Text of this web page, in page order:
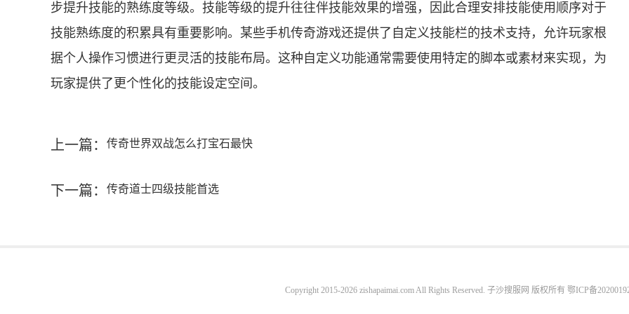
步提升技能的熟练度等级。技能等级的提升往往伴技能效果的增强，因此合理安排技能使用顺序对于
技能熟练度的积累具有重要影响。某些手机传奇游戏还提供了自定义技能栏的技术支持，允许玩家根
据个人操作习惯进行更灵活的技能布局。这种自定义功能通常需要使用特定的脚本或素材来实现，为
玩家提供了更个性化的技能设定空间。
上一篇： 传奇世界双战怎么打宝石最快
下一篇： 传奇道士四级技能首选
Copyright 2015-2026 zishapaimai.com All Rights Reserved. 子沙搜服网 版权所有 鄂ICP备